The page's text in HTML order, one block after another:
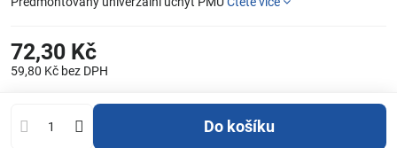
72,30 Kč
59,80 Kč bez DPH
Do košíku